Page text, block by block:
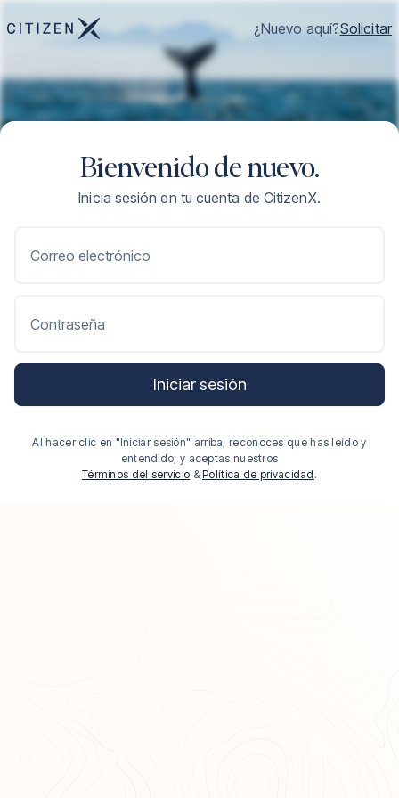
¿Nuevo aquí?Solicitar
Bienvenido de nuevo.
Inicia sesión en tu cuenta de CitizenX.
Correo electrónico
Contraseña
Iniciar sesión
Al hacer clic en "Iniciar sesión" arriba, reconoces que has leído y
entendido, y aceptas nuestros
Términos del servicio & Política de privacidad .